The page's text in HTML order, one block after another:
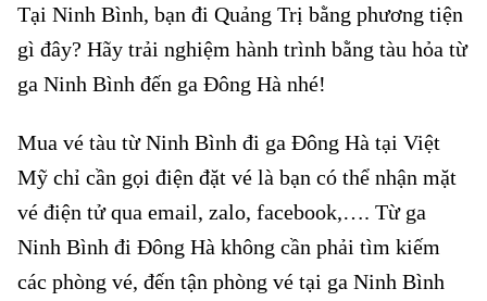
Tại Ninh Bình, bạn đi Quảng Trị bằng phương tiện
gì đây? Hãy trải nghiệm hành trình bằng tàu hỏa từ
ga Ninh Bình đến ga Đông Hà nhé!
Mua vé tàu từ Ninh Bình đi ga Đông Hà tại Việt
Mỹ chỉ cần gọi điện đặt vé là bạn có thể nhận mặt
vé điện tử qua email, zalo, facebook,…. Từ ga
Ninh Bình đi Đông Hà không cần phải tìm kiếm
các phòng vé, đến tận phòng vé tại ga Ninh Bình